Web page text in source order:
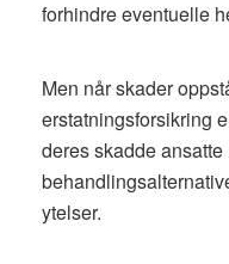
forhindre eventuelle
Men når skader
erstatningsforsikring
deres skadde
ytelser.